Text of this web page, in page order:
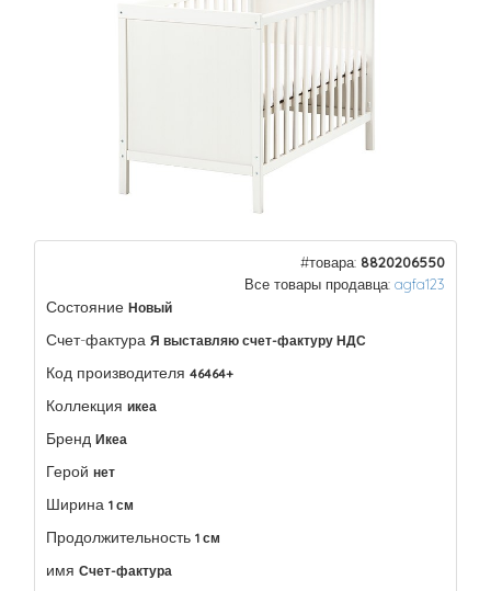
#товара: 8820206550
Все товары продавца: agfa123
Состояние Новый
Счет-фактура Я выставляю счет-фактуру НДС
Код производителя 46464+
Коллекция икеа
Бренд Икеа
Герой нет
Ширина 1 см
Продолжительность 1 см
имя Счет-фактура